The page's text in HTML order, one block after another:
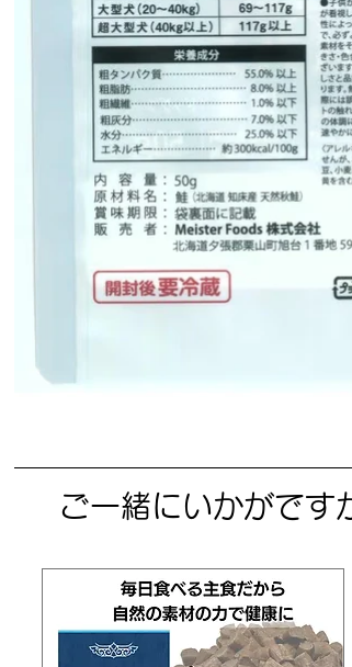
ご一緒にいかがです